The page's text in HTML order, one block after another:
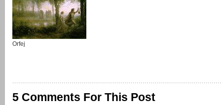
Orfej
5 Comments For This Post